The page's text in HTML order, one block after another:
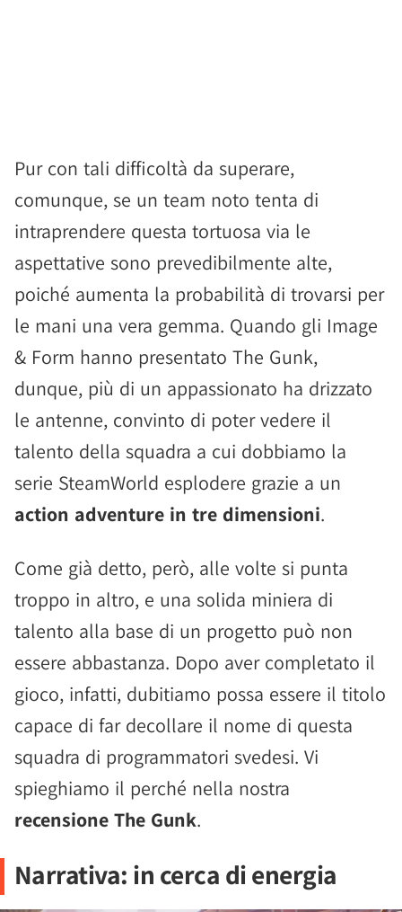
Pur con tali difficoltà da superare,
comunque, se un team noto tenta di
intraprendere questa tortuosa via le
aspettative sono prevedibilmente alte,
poiché aumenta la probabilità di trovarsi per
le mani una vera gemma. Quando gli Image
& Form hanno presentato The Gunk,
dunque, più di un appassionato ha drizzato
le antenne, convinto di poter vedere il
talento della squadra a cui dobbiamo la
serie SteamWorld esplodere grazie a un
action adventure in tre dimensioni.
Come già detto, però, alle volte si punta
troppo in altro, e una solida miniera di
talento alla base di un progetto può non
essere abbastanza. Dopo aver completato il
gioco, infatti, dubitiamo possa essere il titolo
capace di far decollare il nome di questa
squadra di programmatori svedesi. Vi
spieghiamo il perché nella nostra
recensione The Gunk.
Narrativa: in cerca di energia